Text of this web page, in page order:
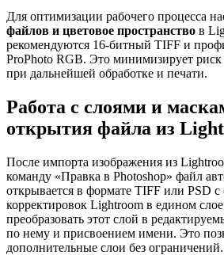
Для оптимизации рабочего процесса
файлов и цветовое пространство в
рекомендуются 16-битный TIFF и
ProPhoto RGB. Это минимизирует риск
при дальнейшей обработке и печати.
Работа с слоями и
открытия файла из
После импорта изображения из
команду «Правка в Photoshop» файл
открывается в формате TIFF или PSD с
корректировок Lightroom в едином
преобразовать этот слой в
по нему и присвоением имени. Это
дополнительные слои без ограничений.